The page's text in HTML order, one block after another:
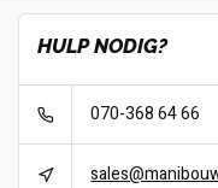
HULP NODIG?
070-368 64 66